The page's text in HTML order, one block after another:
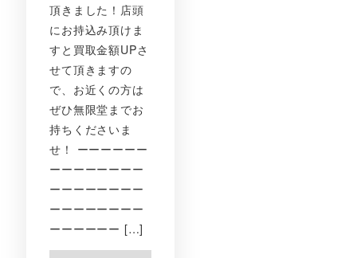
頂きました！店頭
にお持込み頂けま
すと買取金額UPさ
せて頂きますの
で、お近くの方は
ぜひ無限堂までお
持ちくださいま
せ！ ーーーーーー
ーーーーーーーー
ーーーーーーーー
ーーーーーーーー
ーーーーーー […]